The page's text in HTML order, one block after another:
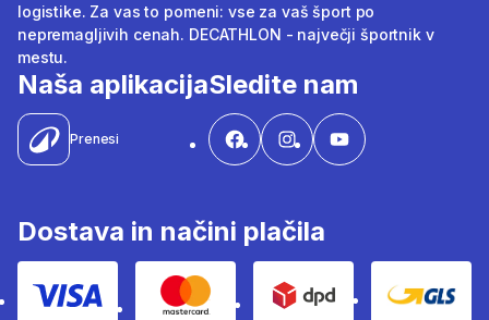
logistike. Za vas to pomeni: vse za vaš šport po
nepremagljivih cenah. DECATHLON - največji športnik v
mestu.
Naša aplikacija
Prenesi
Sledite nam
Dostava in načini plačila
Visa Mastercard Dpd Gls